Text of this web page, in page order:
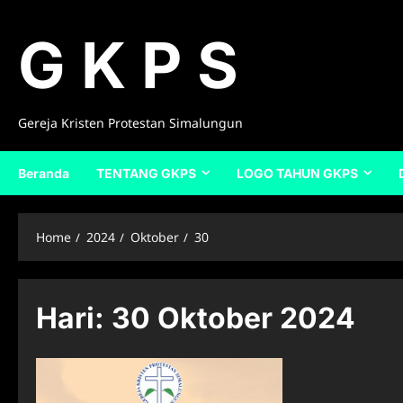
contentG K P S
Gereja Kristen Protestan Simalungun
Beranda TENTANG GKPS LOGO TAHUN GKPS
Home 2024 Oktober 30
Hari: 30 Oktober 2024